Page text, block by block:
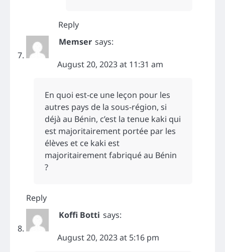
Reply
Memser says:
August 20, 2023 at 11:31 am
En quoi est-ce une leçon pour les
autres pays de la sous-région, si
déjà au Bénin, c’est la tenue kaki qui
est majoritairement portée par les
élèves et ce kaki est
majoritairement fabriqué au Bénin
?
Reply
Koffi Botti says:
August 20, 2023 at 5:16 pm